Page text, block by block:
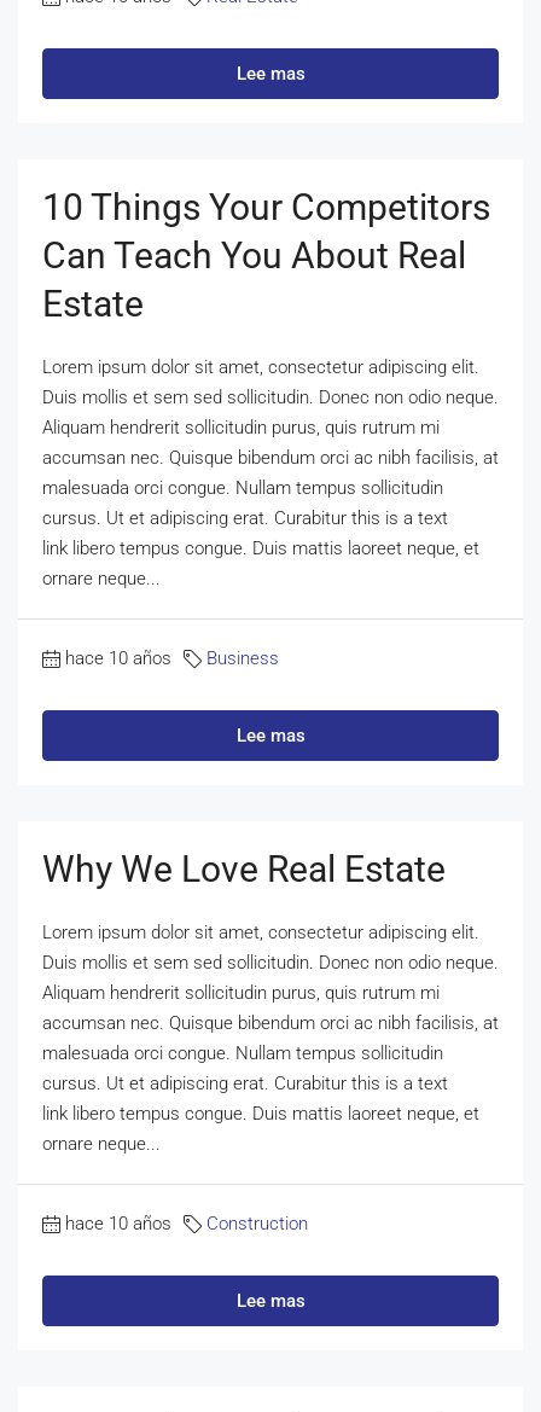
Lee mas
10 Things Your Competitors
Can Teach You About Real
Estate
Lorem ipsum dolor sit amet, consectetur adipiscing elit.
Duis mollis et sem sed sollicitudin. Donec non odio neque.
Aliquam hendrerit sollicitudin purus, quis rutrum mi
accumsan nec. Quisque bibendum orci ac nibh facilisis, at
malesuada orci congue. Nullam tempus sollicitudin
cursus. Ut et adipiscing erat. Curabitur this is a text
link libero tempus congue. Duis mattis laoreet neque, et
ornare neque...
hace 10 años Business
Lee mas
Why We Love Real Estate
Lorem ipsum dolor sit amet, consectetur adipiscing elit.
Duis mollis et sem sed sollicitudin. Donec non odio neque.
Aliquam hendrerit sollicitudin purus, quis rutrum mi
accumsan nec. Quisque bibendum orci ac nibh facilisis, at
malesuada orci congue. Nullam tempus sollicitudin
cursus. Ut et adipiscing erat. Curabitur this is a text
link libero tempus congue. Duis mattis laoreet neque, et
ornare neque...
hace 10 años Construction
Lee mas